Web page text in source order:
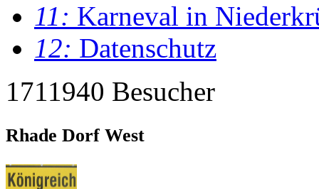
11: Karneval in
12: Datenschutz
1711940 Besucher
Rhade Dorf West